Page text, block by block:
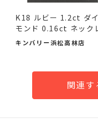
K18 ルビー 1.2ct ダ
モンド 0.16ct ネック
ス...
キンバリー浜松高林店
関連